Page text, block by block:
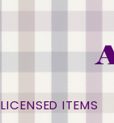
LICENSED ITEMS